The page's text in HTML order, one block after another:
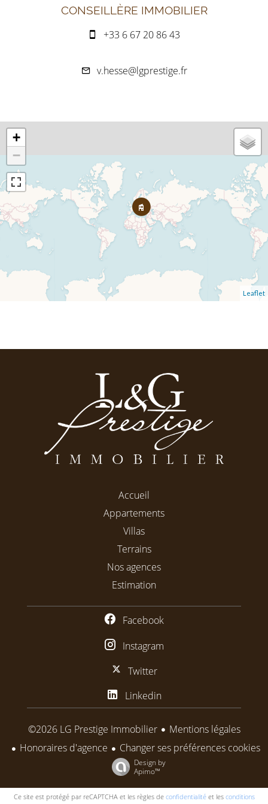
CONSEILLÈRE IMMOBILIER
+33 6 67 20 86 43
v.hesse@lgprestige.fr
+
−
Leaflet
Accueil
Appartements
Villas
Terrains
Nos agences
Estimation
Facebook
Instagram
Twitter
Linkedin
©2026 LG Prestige Immobilier
Mentions légales
Honoraires d'agence
Changer ses préférences cookies
Design by
Apimo™
Ce site est protégé par reCAPTCHA et les règles de confidentialitéet les conditions